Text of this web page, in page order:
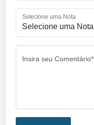
Selecione uma Nota
Insira seu Comentário*